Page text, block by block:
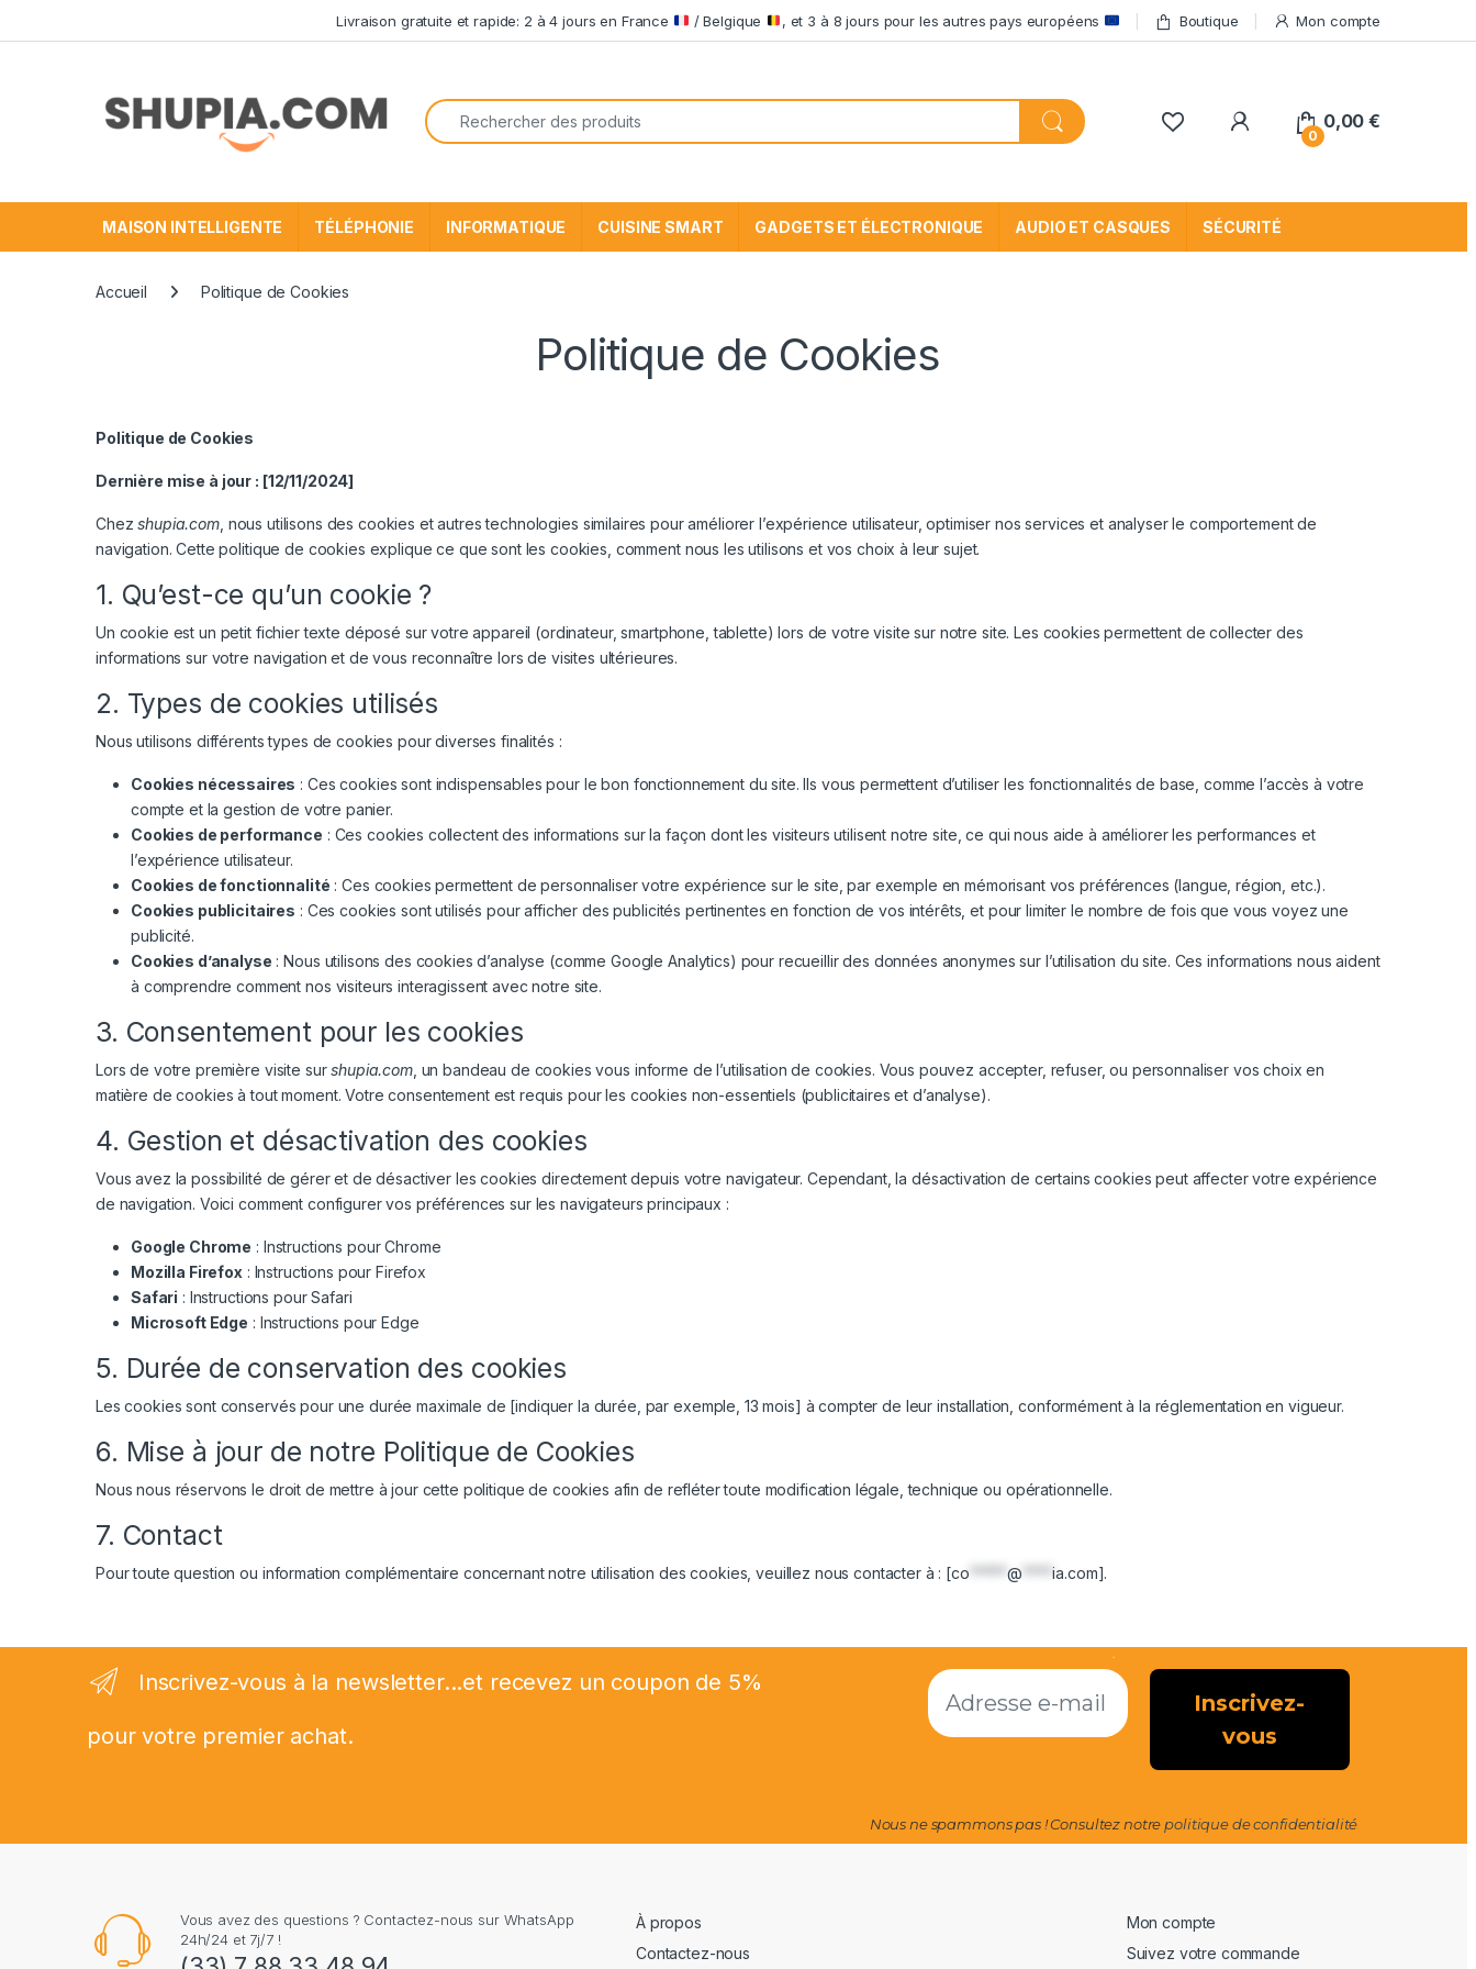
Livraison gratuite et rapide: 2 à 4 jours en France / Belgique , et 3 à 8 jours pour les autres pays européens Boutique Mon compte
Recherche pour:
My Account
0
0,00€
MAISON INTELLIGENTE TÉLÉPHONIE INFORMATIQUE CUISINE SMART GADGETS ET ÉLECTRONIQUE AUDIO ET CASQUES SÉCURITÉ
Accueil Politique de Cookies
Politique de Cookies
Politique de Cookies
Dernière mise à jour : [12/11/2024]
Chezshupia.com, nous utilisons des cookies et autres technologies similaires pour améliorer l’expérience utilisateur, optimiser nos services et analyser le comportement de
navigation. Cette politique de cookies explique ce que sont les cookies, comment nous les utilisons et vos choix à leur sujet.
1. Qu’est-ce qu’un cookie ?
Un cookie est un petit fichier texte déposé sur votre appareil (ordinateur, smartphone, tablette) lors de votre visite sur notre site. Les cookies permettent de collecter des
informations sur votre navigation et de vous reconnaître lors de visites ultérieures.
2. Types de cookies utilisés
Nous utilisons différents types de cookies pour diverses finalités :
Cookies nécessaires : Ces cookies sont indispensables pour le bon fonctionnement du site. Ils vous permettent d’utiliser les fonctionnalités de base, comme l’accès à votre
compte et la gestion de votre panier.
Cookies de performance : Ces cookies collectent des informations sur la façon dont les visiteurs utilisent notre site, ce qui nous aide à améliorer les performances et
l’expérience utilisateur.
Cookies de fonctionnalité : Ces cookies permettent de personnaliser votre expérience sur le site, par exemple en mémorisant vos préférences (langue, région, etc.).
Cookies publicitaires : Ces cookies sont utilisés pour afficher des publicités pertinentes en fonction de vos intérêts, et pour limiter le nombre de fois que vous voyez une
publicité.
Cookies d’analyse : Nous utilisons des cookies d’analyse (comme Google Analytics) pour recueillir des données anonymes sur l’utilisation du site. Ces informations nous aident
à comprendre comment nos visiteurs interagissent avec notre site.
3. Consentement pour les cookies
Lors de votre première visite surshupia.com, un bandeau de cookies vous informe de l’utilisation de cookies. Vous pouvez accepter, refuser, ou personnaliser vos choix en
matière de cookies à tout moment. Votre consentement est requis pour les cookies non-essentiels (publicitaires et d’analyse).
4. Gestion et désactivation des cookies
Vous avez la possibilité de gérer et de désactiver les cookies directement depuis votre navigateur. Cependant, la désactivation de certains cookies peut affecter votre expérience
de navigation. Voici comment configurer vos préférences sur les navigateurs principaux :
Google Chrome : Instructions pour Chrome
Mozilla Firefox : Instructions pour Firefox
Safari : Instructions pour Safari
Microsoft Edge : Instructions pour Edge
5. Durée de conservation des cookies
Les cookies sont conservés pour une durée maximale de [indiquer la durée, par exemple, 13 mois] à compter de leur installation, conformément à la réglementation en vigueur.
6. Mise à jour de notre Politique de Cookies
Nous nous réservons le droit de mettre à jour cette politique de cookies afin de refléter toute modification légale, technique ou opérationnelle.
7. Contact
Pour toute question ou information complémentaire concernant notre utilisation des cookies, veuillez nous contacter à : [co *****@ ****ia.com].
Inscrivez-vous à la newsletter...et recevez un coupon de 5%
pour votre premier achat.
Nous ne spammons pas ! Consultez notre politique de confidentialité
Vous avez des questions ? Contactez-nous sur WhatsApp
24h/24 et 7j/7 !
À propos
Contactez-nous
Mon compte
Suivez votre commande